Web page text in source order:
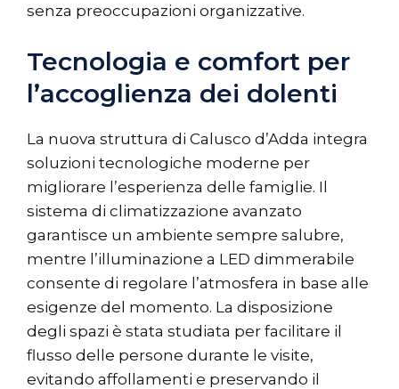
senza preoccupazioni organizzative.
Tecnologia e comfort per
l’accoglienza dei dolenti
La nuova struttura di Calusco d’Adda integra
soluzioni tecnologiche moderne per
migliorare l’esperienza delle famiglie. Il
sistema di climatizzazione avanzato
garantisce un ambiente sempre salubre,
mentre l’illuminazione a LED dimmerabile
consente di regolare l’atmosfera in base alle
esigenze del momento. La disposizione
degli spazi è stata studiata per facilitare il
flusso delle persone durante le visite,
evitando affollamenti e preservando il